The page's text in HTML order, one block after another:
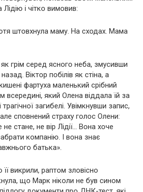
і чітко вимовив:
штовхнула маму. На сходах. Мама
грім серед ясного неба, змусивши
Віктор побілів як стіна, а
фартуха маленький срібний
всередині, який Олена віддала їй за
загибелі. Увімкнувши запис,
сповнений страху голос Олени:
стане, не вір Лідії… Вона хоче
компанію. І вона знає
батька».
викрили, раптом зловісно
що Марк ніколи не був сином